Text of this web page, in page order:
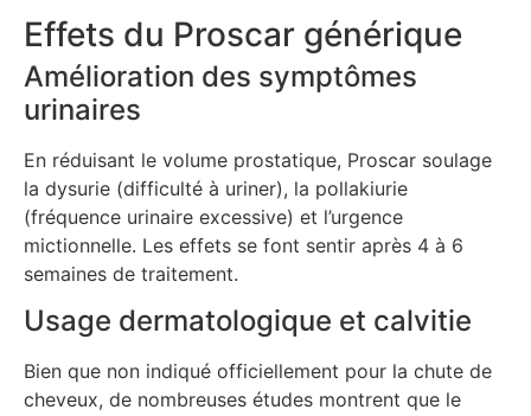
Effets du Proscar générique
Amélioration des symptômes
urinaires
En réduisant le volume prostatique, Proscar soulage
la dysurie (difficulté à uriner), la pollakiurie
(fréquence urinaire excessive) et l’urgence
mictionnelle. Les effets se font sentir après 4 à 6
semaines de traitement.
Usage dermatologique et calvitie
Bien que non indiqué officiellement pour la chute de
cheveux, de nombreuses études montrent que le